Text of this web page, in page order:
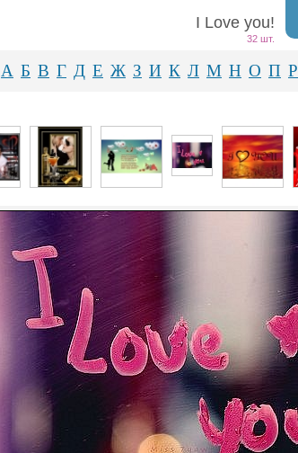
I Love you!
32 шт.
А Б В Г Д Е Ж З И К Л М Н О П Р